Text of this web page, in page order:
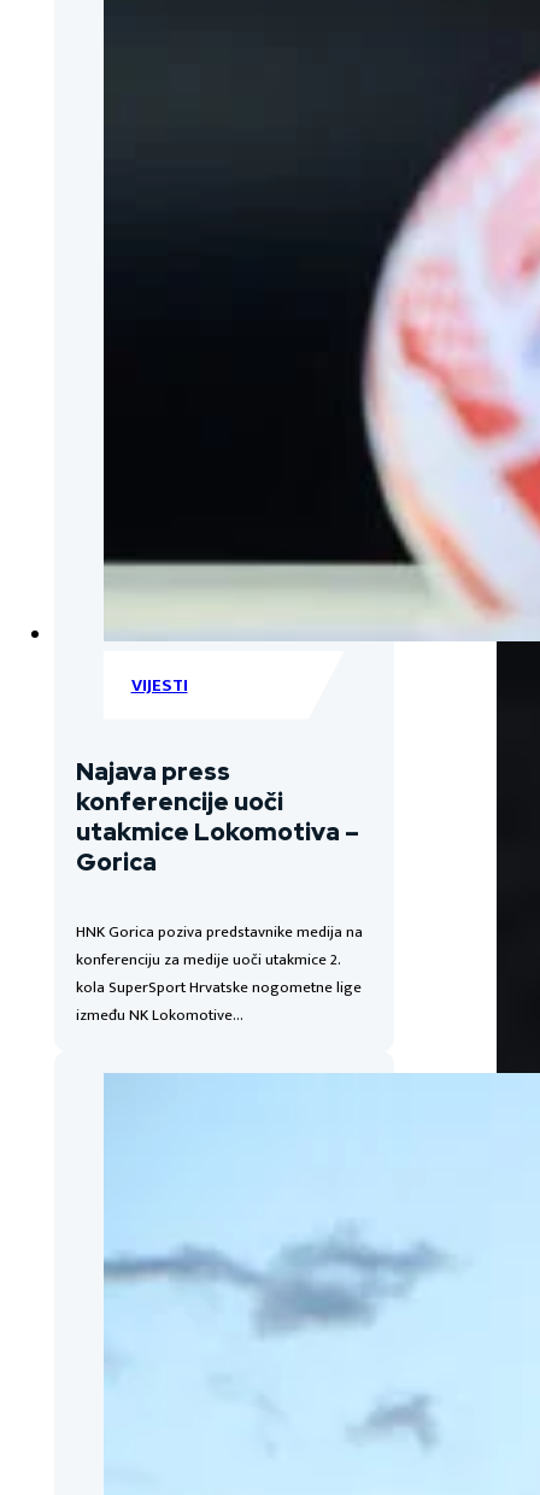
VIJESTI
Najava press
konferencije uoči
utakmice Lokomotiva –
Gorica
HNK Gorica poziva predstavnike medija na
konferenciju za medije uoči utakmice 2.
kola SuperSport Hrvatske nogometne lige
između NK Lokomotive…